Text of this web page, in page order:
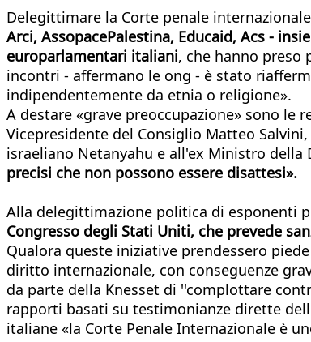
Delegittimare la Corte penale
Arci, AssopacePalestina, Educaid, Acs -
europarlamentari italiani, che hanno preso
incontri - affermano le ong - è stato
indipendentemente da etnia o religione».
A destare «grave preoccupazione» sono le
Vicepresidente del Consiglio Matteo
israeliano Netanyahu e all'ex Ministro della
precisi che non possono essere disattesi».
Alla delegittimazione politica di esponenti
Congresso degli Stati Uniti, che prevede
Qualora queste iniziative prendessero
diritto internazionale, con conseguenze
da parte della Knesset di ''complottare
rapporti basati su testimonianze dirette
italiane «la Corte Penale Internazionale è